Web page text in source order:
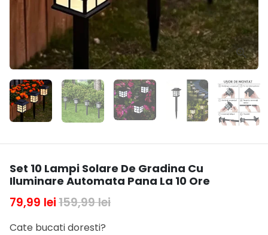
Set 10 Lampi Solare De Gradina Cu
Iluminare Automata Pana La 10 Ore
79,99 lei159,99 lei
Cate bucati doresti?